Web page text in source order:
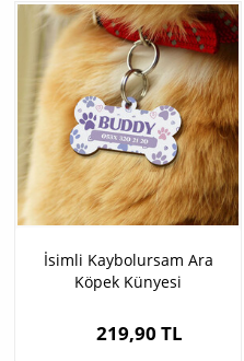
İsimli Kaybolursam Ara
Köpek Künyesi
219,90 TL